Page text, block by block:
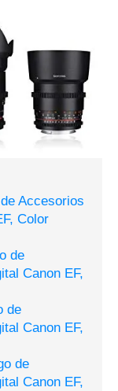
Accesorios
Color
de
Canon EF,
de
Canon EF,
de
Canon EF,